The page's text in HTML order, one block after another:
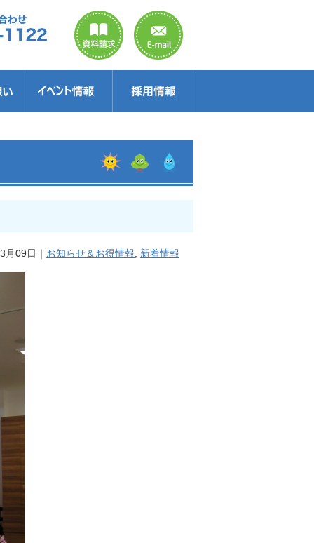
月09日｜ お知らせ＆お得情報 新着情報